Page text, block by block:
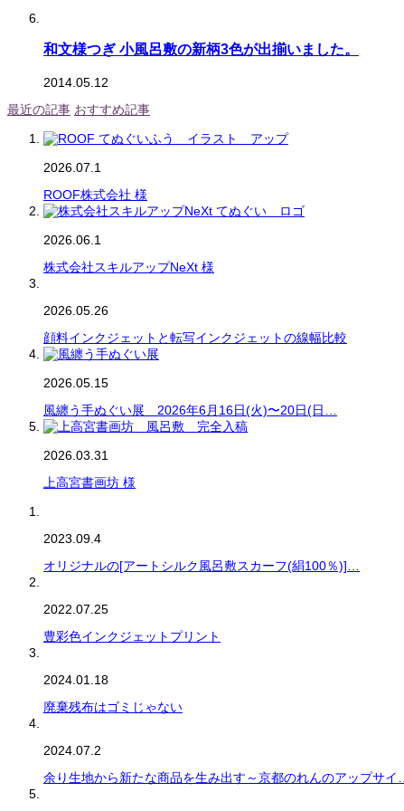
和文様つぎ 小風呂敷の新柄3色が出揃いました。
2014.05.12
最近の記事 おすすめ記事
2026.07.1
ROOF株式会社 様
2026.06.1
株式会社スキルアップNeXt 様
2026.05.26
顔料インクジェットと転写インクジェットの線幅比較
2026.05.15
風纏う手ぬぐい展 2026年6月16日(火)〜20日(日…
2026.03.31
上高宮書画坊 様
2023.09.4
オリジナルの[アートシルク風呂敷スカーフ(絹100％)]…
2022.07.25
豊彩色インクジェットプリント
2024.01.18
廃棄残布はゴミじゃない
2024.07.2
余り生地から新たな商品を生み出す～京都のれんのアップサイ…